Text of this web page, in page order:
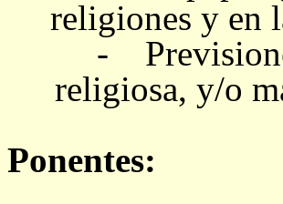
religiones y en
-
religiosa, y/o
Ponentes: